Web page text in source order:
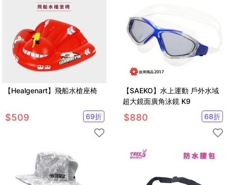
【Healgenart】飛船水槍座椅
$509 69折
【SAEKO】水上運動 戶外水域
超大鏡面廣角泳鏡 K9
$880 68折